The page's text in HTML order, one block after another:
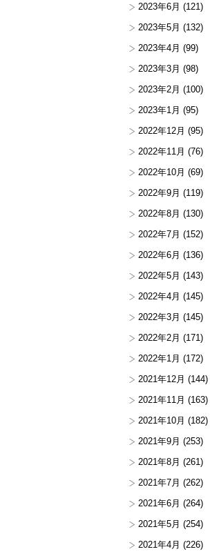
2023年6月 (121)
2023年5月 (132)
2023年4月 (99)
2023年3月 (98)
2023年2月 (100)
2023年1月 (95)
2022年12月 (95)
2022年11月 (76)
2022年10月 (69)
2022年9月 (119)
2022年8月 (130)
2022年7月 (152)
2022年6月 (136)
2022年5月 (143)
2022年4月 (145)
2022年3月 (145)
2022年2月 (171)
2022年1月 (172)
2021年12月 (144)
2021年11月 (163)
2021年10月 (182)
2021年9月 (253)
2021年8月 (261)
2021年7月 (262)
2021年6月 (264)
2021年5月 (254)
2021年4月 (226)